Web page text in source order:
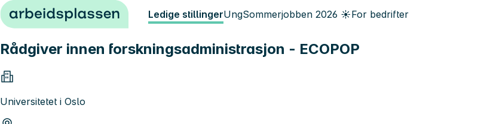
Hopp til innhold Ledige stillingerUngSommerjobben 2026 ☀️For bedrifter
Rådgiver innen forskningsadministrasjon - ECOPOP
Universitetet i Oslo